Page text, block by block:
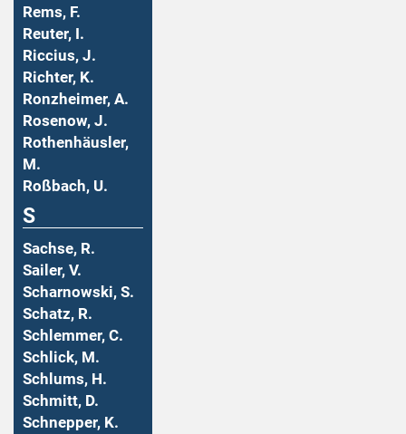
Rems, F.
Reuter, I.
Riccius, J.
Richter, K.
Ronzheimer, A.
Rosenow, J.
Rothenhäusler,
M.
Roßbach, U.
S
Sachse, R.
Sailer, V.
Scharnowski, S.
Schatz, R.
Schlemmer, C.
Schlick, M.
Schlums, H.
Schmitt, D.
Schnepper, K.